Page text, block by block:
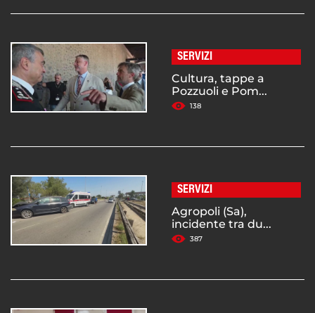
SERVIZI
Cultura, tappe a
Pozzuoli e Pom...
138
SERVIZI
Agropoli (Sa),
incidente tra du...
387